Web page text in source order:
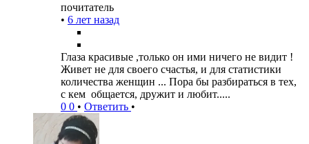
почитатель
• 6 лет назад
Глаза красивые ,только он ими ничего не видит !
Живет не для своего счастья, и для статистики
количества женщин ... Пора бы разбираться в тех,
с кем общается, дружит и любит.....
0 0 • Ответить •